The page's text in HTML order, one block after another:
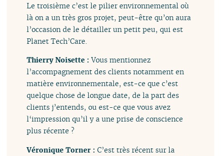
Le troisième c’est le pilier environnemental où
là on a un très gros projet, peut-être qu’on aura
l’occasion de le détailler un petit peu, qui est
Planet Tech’Care.
Thierry Noisette :Vous mentionnez
l’accompagnement des clients notamment en
matière environnementale, est-ce que c’est
quelque chose de longue date, de la part des
clients j’entends, ou est-ce que vous avez
l‘impression qu’il y a une prise de conscience
plus récente ?
Véronique Torner :C’est très récent sur la